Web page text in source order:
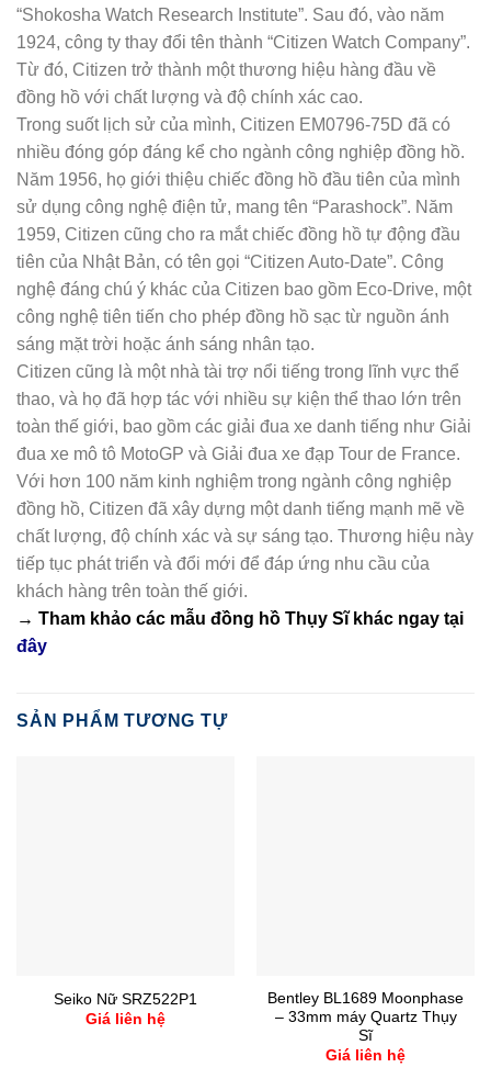
“Shokosha Watch Research Institute”. Sau đó, vào năm
1924, công ty thay đổi tên thành “Citizen Watch Company”.
Từ đó, Citizen trở thành một thương hiệu hàng đầu về
đồng hồ với chất lượng và độ chính xác cao.
Trong suốt lịch sử của mình, Citizen EM0796-75D đã có
nhiều đóng góp đáng kể cho ngành công nghiệp đồng hồ.
Năm 1956, họ giới thiệu chiếc đồng hồ đầu tiên của mình
sử dụng công nghệ điện tử, mang tên “Parashock”. Năm
1959, Citizen cũng cho ra mắt chiếc đồng hồ tự động đầu
tiên của Nhật Bản, có tên gọi “Citizen Auto-Date”. Công
nghệ đáng chú ý khác của Citizen bao gồm Eco-Drive, một
công nghệ tiên tiến cho phép đồng hồ sạc từ nguồn ánh
sáng mặt trời hoặc ánh sáng nhân tạo.
Citizen cũng là một nhà tài trợ nổi tiếng trong lĩnh vực thể
thao, và họ đã hợp tác với nhiều sự kiện thể thao lớn trên
toàn thế giới, bao gồm các giải đua xe danh tiếng như Giải
đua xe mô tô MotoGP và Giải đua xe đạp Tour de France.
Với hơn 100 năm kinh nghiệm trong ngành công nghiệp
đồng hồ, Citizen đã xây dựng một danh tiếng mạnh mẽ về
chất lượng, độ chính xác và sự sáng tạo. Thương hiệu này
tiếp tục phát triển và đổi mới để đáp ứng nhu cầu của
khách hàng trên toàn thế giới.
→ Tham khảo các mẫu đồng hồ Thụy Sĩkhác ngay tại
đây
SẢN PHẨM TƯƠNG TỰ
Seiko Nữ SRZ522P1
Giá liên hệ
Bentley BL1689 Moonphase
– 33mm máy Quartz Thụy
Sĩ
Giá liên hệ